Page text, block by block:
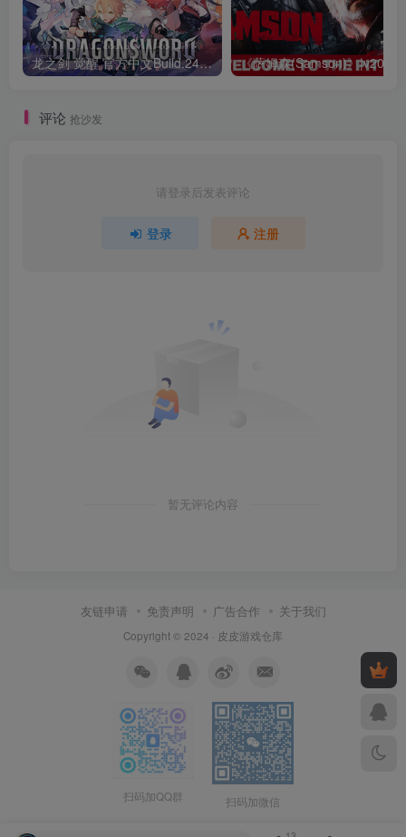
龙之剑 觉醒 官方中文Build.24487183
评论 抢沙发
请登录后发表评论
登录 注册
暂无评论内容
友链申请 免责声明 广告合作 关于我们
Copyright © 2024 · 皮皮游戏仓库
扫码加QQ群 扫码加微信